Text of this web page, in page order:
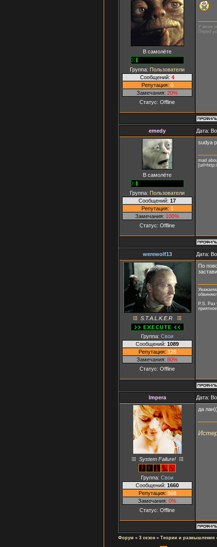
В самолёте
Группа: Пользователи
Сообщений: 4
Репутация: 0
Замечания: 20%
Статус: Offline
У меня
Перед
emedy Дата:
В самолёте
Группа: Пользователи
Сообщений: 17
Репутация: 1
Замечания: 100%
Статус: Offline
sudya
mad
werewolf13 Дата:
S.T.A.L.K.E.R.
Группа: Свои
Сообщений: 1089
Репутация: 126
Замечания: 80%
Статус: Offline
По
P.S. Раз
Impera Дата:
System Failure!
Группа: Свои
Сообщений: 1660
Репутация: 568
Замечания: 0%
Статус: Offline
да
Форум » 3 сезон » Теории и размышления